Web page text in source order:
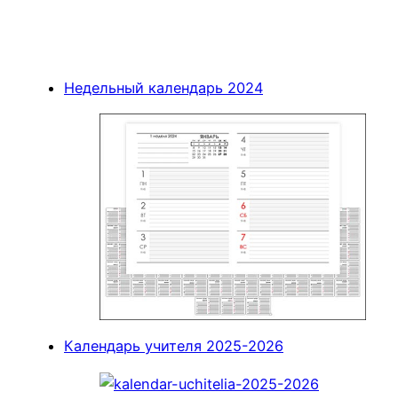
Недельный календарь 2024
Календарь учителя 2025-2026